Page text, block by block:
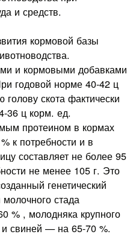
и средств.
кормовой базы
и кормовыми добавками
годовой норме 40-42 ц
скота факти­чески
36 ц корм. ед.
протеином в кормах
к потребности и в
составляет не более 95
не менее 105 г. Это
генетический
молочного стада
% , молодняка крупного
и свиней — на 65-70 %.